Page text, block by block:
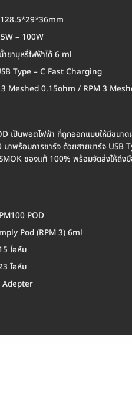
128.5*29*36mm
5W – 100W
ยาบุหรี่ไฟฟ้าได้ 6 ml
Type – C Fast Charging
3 Meshed 0.15ohm / RPM 3
เป็นพอตไฟฟ้า ที่ถูกออกแบบให้มีขนาด
พร้อมการชาร์จ ด้วยสายชาร์จ USB
ของแท้ 100% พร้อมจัดส่งให้ถึง
POD
Pod (RPM 3) 6ml
โอห์ม
โอห์ม